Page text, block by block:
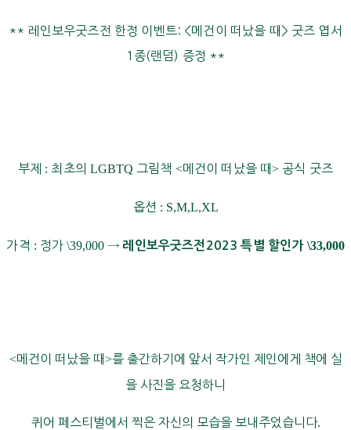
** 레인보우굿즈전 한정 이벤트: <메건이 떠났을 때> 굿즈 엽서
1종(랜덤) 증정 **
부제 : 최초의LGBTQ 그림책 <메건이 떠났을 때> 공식 굿즈
옵션 : S,M,L,XL
가격 : 정가\39,000→ 레인보우굿즈전2023 특별 할인가 \33,000
<메건이 떠났을 때>를 출간하기에 앞서 작가인 제인에게 책에 실
을 사진을 요청하니
퀴어 페스티벌에서 찍은 자신의 모습을 보내주었습니다.